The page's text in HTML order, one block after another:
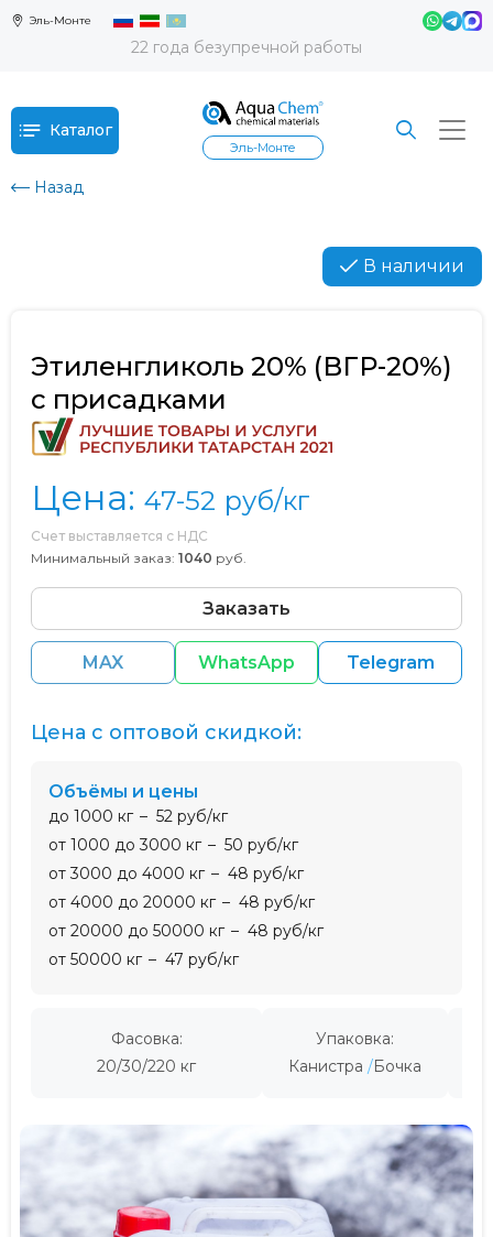
Эль-Монте
22 года безупречной работы
Каталог
Эль-Монте
Назад
В наличии
Этиленгликоль 20% (ВГР-20%)
с присадками
Цена: 47-52 руб/кг
Счет выставляется с НДС
Минимальный заказ: 1040 руб.
Заказать
MAX WhatsApp Telegram
Фасовка:
20/30/220 кг
Упаковка:
Канистра
Бочка
Цена с оптовой скидкой:
Объёмы и цены
до 1000 кг
52 руб/кг
от 1000 до 3000 кг
50 руб/кг
от 3000 до 4000 кг
48 руб/кг
от 4000 до 20000 кг
48 руб/кг
от 20000 до 50000 кг
48 руб/кг
от 50000 кг
47 руб/кг